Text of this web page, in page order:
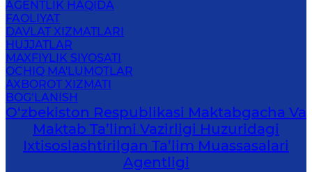
AGENTLIK HAQIDA
FAOLIYAT
DAVLAT XIZMATLARI
HUJJATLAR
MAXFIYLIK SIYOSATI
OCHIQ MA'LUMOTLAR
AXBOROT XIZMATI
BOG‘LANISH
O‘zbekiston Respublikasi Maktabgacha Va
Maktab Ta’limi Vazirligi Huzuridagi
Ixtisoslashtirilgan Ta’lim Muassasalari
Agentligi